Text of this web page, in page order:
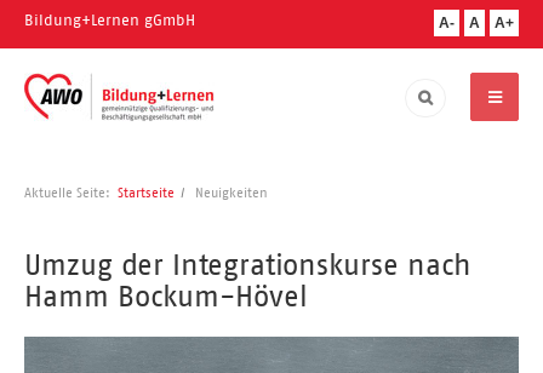
Bildung+Lernen gGmbH A- A A+
Aktuelle Seite: Startseite Neuigkeiten
Umzug der Integrationskurse nach
Hamm Bockum-Hövel